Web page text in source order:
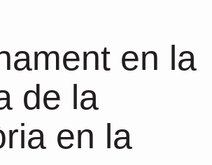
en la
de la
en la